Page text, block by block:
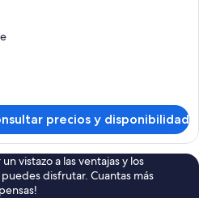
precios y disponibilidad
vistazo a las ventajas y los
disfrutar. Cuantas más